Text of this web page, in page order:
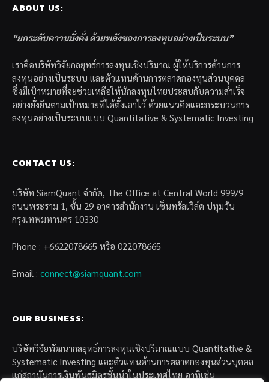
ABOUT US:
“ยกระดับความมั่งคั่ง ด้วยพลังของการลงทุนอย่างเป็นระบบ”
เราคือบริษัทวิจัยกลยุทธ์การลงทุนเชิงปริมาณ ผู้ให้บริการด้านการ
ลงทุนอย่างเป็นระบบ และตัวแทนด้านการตลาดกองทุนส่วนบุคคล
ซึ่งมีเป้าหมายที่จะช่วยเหลือให้นักลงทุนไทยประสบกับความสำเร็จ
อย่างยั่งยืนตามเป้าหมายที่ได้ตั้งเอาไว้ ด้วยแนวคิดและกระบวนการ
ลงทุนอย่างเป็นระบบแบบ Quantitative & Systematic Investing
CONTACT US:
บริษัท SiamQuant จำกัด, The Office at Central World 999/9
ถนนพระราม 1, ชั้น 29 อาคารสำนักงาน เซ็นทรัลเวิล์ด ปทุมวัน
กรุงเทพมหานคร 10330
Phone : +6622078665 หรือ 022078665
Email : connect@siamquant.com
OUR BUSINESS:
บริษัทวิจัยพัฒนากลยุทธ์การลงทุนเชิงปริมาณแบบ Quantitative &
Systematic Investing และตัวแทนด้านการตลาดกองทุนส่วนบุคคล
แก่สถาบันการเงินพันธมิตรชั้นนำในประเทศไทย อาทิเช่น